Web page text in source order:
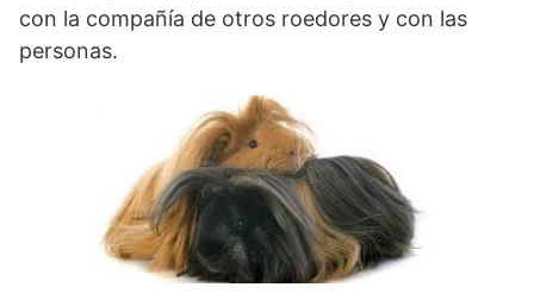
con la compañía de otros roedores y con las
personas.